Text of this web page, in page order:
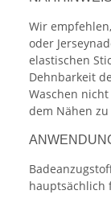
Wir
oder
elastischen
Dehnbarkeit
Waschen
dem Nähen zu
hauptsächlich